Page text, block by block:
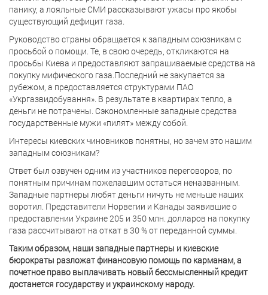
панику, а лояльные СМИ рассказывают ужасы про якобы
существующий дефицит газа.
Руководство страны обращается к западным союзникам с
просьбой о помощи. Те, в свою очередь, откликаются на
просьбы Киева и предоставляют запрашиваемые средства на
покупку мифического газа.Последний не закупается за
рубежом, а предоставляется структурами ПАО
«Укргазвидобування». В результате в квартирах тепло, а
деньги не потрачены. Сэкономленные западные средства
государственные мужи «пилят» между собой.
Интересы киевских чиновников понятны, но зачем это нашим
западным союзникам?
Ответ был озвучен одним из участников переговоров, по
понятным причинам пожелавшим остаться неназванным.
Западные партнеры любят деньги ничуть не меньше наших
воротил. Представители Норвегии и Канады заявившие о
предоставлении Украине 205 и 350 млн. долларов на покупку
газа рассчитывают на откат в 30 % от переданной суммы.
Таким образом, наши западные партнеры и киевские
бюрократы разложат финансовую помощь по карманам, а
почетное право выплачивать новый бессмысленный кредит
достанется государству и украинскому народу.